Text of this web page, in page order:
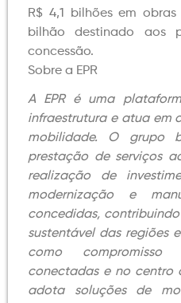
R$ 4,1 bilhões em obras
bilhão destinado aos
concessão.
Sobre a EPR
A EPR é uma
infraestrutura e atua em
mobilidade. O grupo
prestação de serviços
realização de
modernização e
concedidas,
sustentável das regiões
como
conectadas e no centro
adota soluções de